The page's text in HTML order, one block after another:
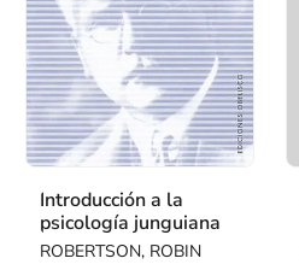
Introducción a la
psicología junguiana
ROBERTSON, ROBIN